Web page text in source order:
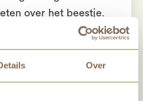
Over
over het beestje.
zure bodems en
te vinden zijn in
De
hebben een